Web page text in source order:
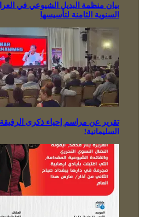
بيان منظمة البديل الشيوعي في
السنوية الثامنة لتأسيسها
تقرير عن مراسم إحياء ذكرى
السليمانية!